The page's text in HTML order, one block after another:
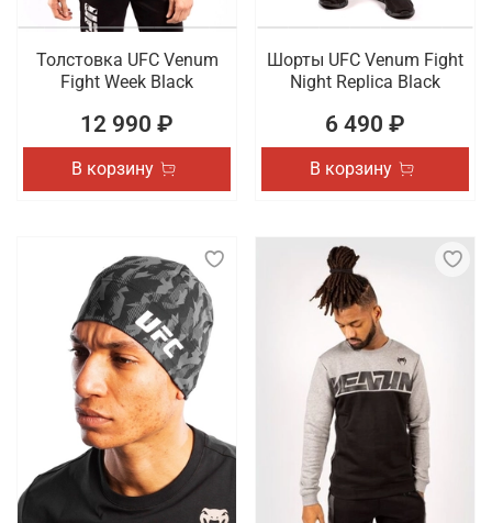
Толстовка UFC Venum
Fight Week Black
12 990 ₽
В корзину
Шорты UFC Venum Fight
Night Replica Black
6 490 ₽
В корзину